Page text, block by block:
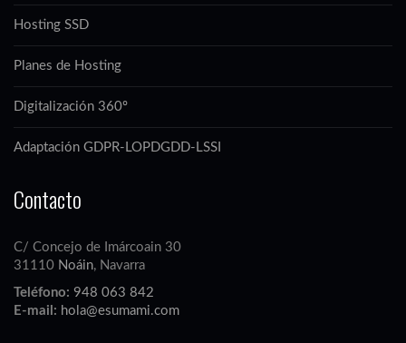
Hosting SSD
Planes de Hosting
Digitalización 360º
Adaptación GDPR-LOPDGDD-LSSI
Contacto
C/ Concejo de Imárcoain 30
31110 Noáin, Navarra
Teléfono: 948 063 842
E-mail: hola@esumami.com